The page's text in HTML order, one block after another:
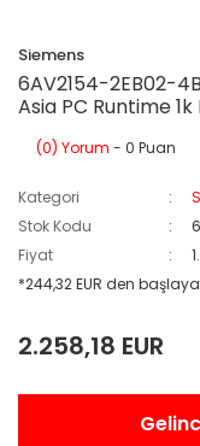
Siemens
6AV2154-2EB02-
Asia PC Runtime
(0) Yorum - 0 Puan
Kategori
Stok Kodu
Fiyat
*244,32 EUR den
2.258,18 EUR